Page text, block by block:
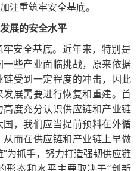
注重筑牢安全基底。
展的安全水平
安全基底。近年来，特别是
些产业面临挑战，原来依据
受到一定程度的冲击，因此
展需要进行恢复和重建。首
度充分认识供应链和产业链
，我们应当提前预料在外循
而在供应链和产业链上早做
为抓手，努力打造强韧供应链